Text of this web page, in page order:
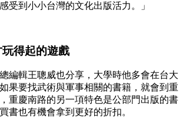
受到小小台灣的文化出版活力。」
得起的遊戲
編輯王聰威也分享，大學時他多會在台大
果要找武術與軍事相關的書籍，就會到重
重慶南路的另一項特色是公部門出版的書
書也有機會拿到更好的折扣。